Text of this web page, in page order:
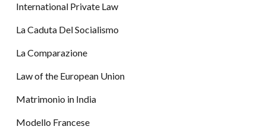
International Private Law
La Caduta Del Socialismo
La Comparazione
Law of the European Union
Matrimonio in India
Modello Francese